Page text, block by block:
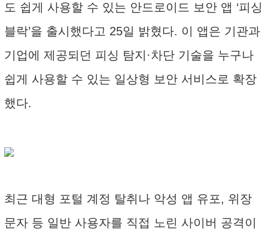
도 쉽게 사용할 수 있는 안드로이드 보안 앱 ‘피싱
블락’을 출시했다고 25일 밝혔다. 이 앱은 기관과
기업에 제공되던 피싱 탐지·차단 기술을 누구나
쉽게 사용할 수 있는 일상형 보안 서비스로 확장
했다.
최근 대형 포털 계정 탈취나 악성 앱 유포, 위장
문자 등 일반 사용자를 직접 노린 사이버 공격이